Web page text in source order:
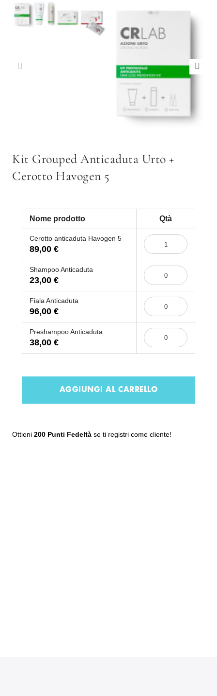
Kit Grouped Anticaduta Urto +
Cerotto Havogen 5
Elementi
prodotti
raggruppati
Nome prodotto Qtà
Cerotto anticaduta Havogen 5
89,00 €
Shampoo Anticaduta
23,00 €
Fiala Anticaduta
96,00 €
Preshampoo Anticaduta
38,00 €
AGGIUNGI AL CARRELLO
Ottieni 200 Punti Fedeltà se ti registri come cliente!